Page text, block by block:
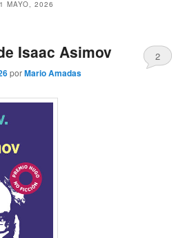
MAYO, 2026
Isaac Asimov
porMario Amadas
2